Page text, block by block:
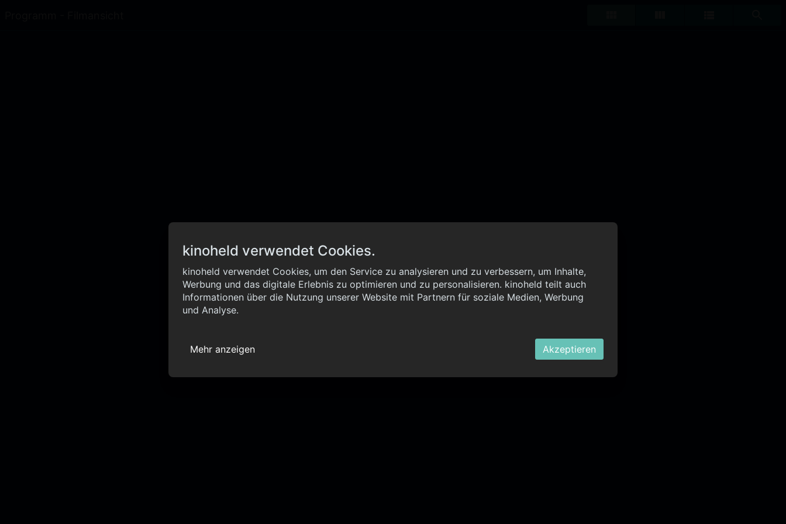
kinoheld verwendet Cookies.
kinoheld verwendet Cookies, um den Service zu analysieren und zu verbessern, um Inhalte,
Werbung und das digitale Erlebnis zu optimieren und zu personalisieren. kinoheld teilt auch
Informationen über die Nutzung unserer Website mit Partnern für soziale Medien, Werbung
und Analyse.
Mehr anzeigen Akzeptieren
Info
{ "__sentry_xhr__": { "method": "POST", "url": "//graph.kinoheld.de:/graphql/v1/query?lang=de",
"status_code": 0 } }